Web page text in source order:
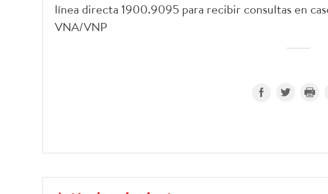
línea directa 1900.9095 para recibir consultas en
VNA/VNP